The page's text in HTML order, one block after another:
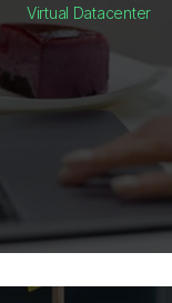
Virtual Datacenter